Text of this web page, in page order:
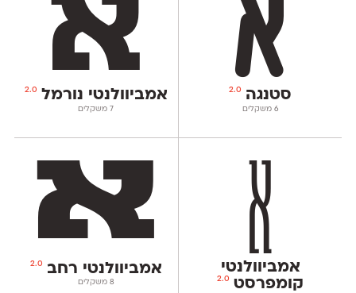
סטנגה 2.0
‫6 משקלים
אמביוולנטי נורמל 2.0
‫7 משקלים
אמביוולנטי
קומפרסט
2.0
אמביוולנטי רחב 2.0
‫8 משקלים